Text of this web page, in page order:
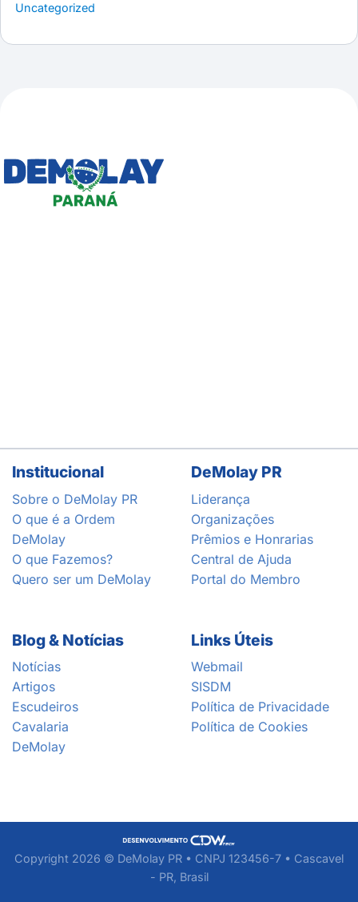
Uncategorized
Institucional
Sobre o DeMolay PR
O que é a Ordem
DeMolay
O que Fazemos?
Quero ser um DeMolay
DeMolay PR
Liderança
Organizações
Prêmios e Honrarias
Central de Ajuda
Portal do Membro
Blog & Notícias
Notícias
Artigos
Escudeiros
Cavalaria
DeMolay
Links Úteis
Webmail
SISDM
Política de Privacidade
Política de Cookies
Copyright 2026 © DeMolay PR • CNPJ 123456-7 • Cascavel
- PR, Brasil